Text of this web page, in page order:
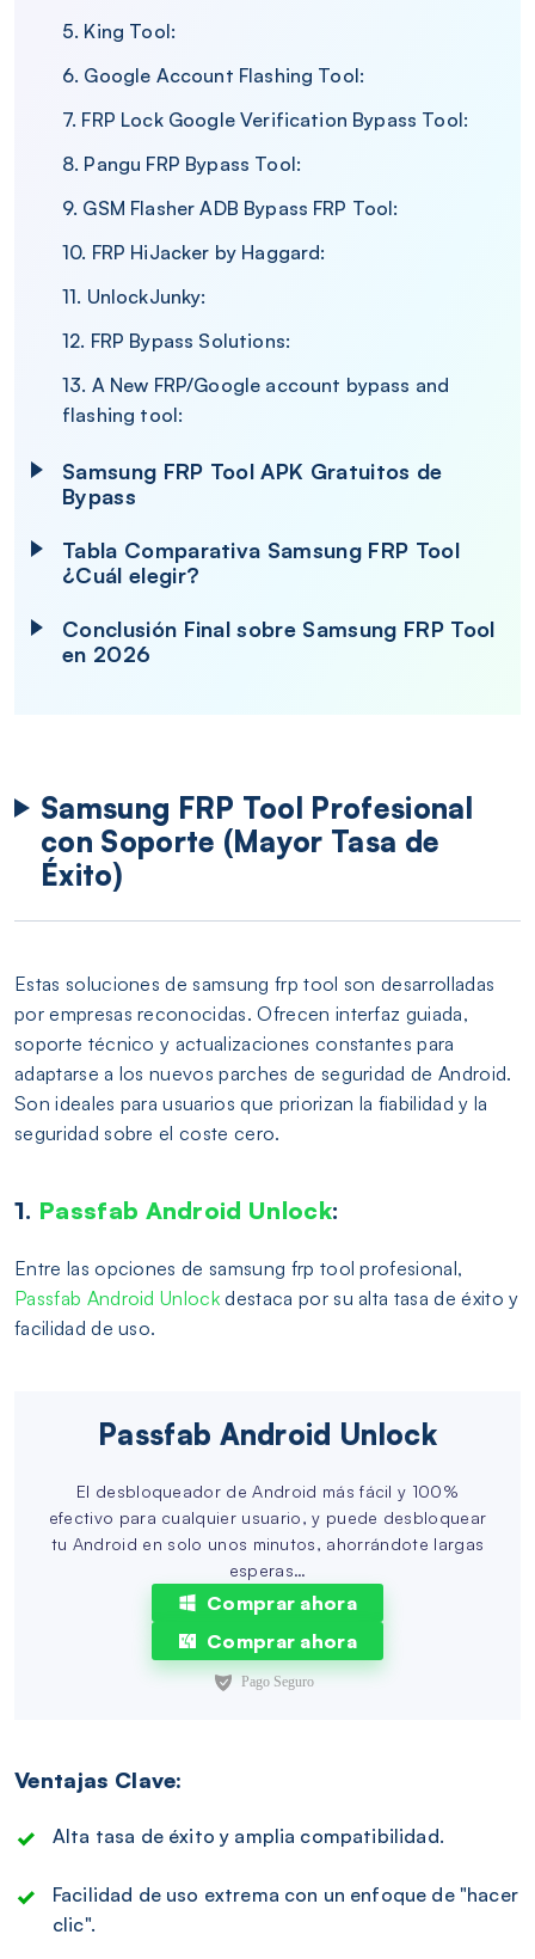
5. King Tool:
6. Google Account Flashing Tool:
7. FRP Lock Google Verification Bypass Tool:
8. Pangu FRP Bypass Tool:
9. GSM Flasher ADB Bypass FRP Tool:
10. FRP HiJacker by Haggard:
11. UnlockJunky:
12. FRP Bypass Solutions:
13. A New FRP/Google account bypass and
flashing tool:
Samsung FRP Tool APK Gratuitos de
Bypass
Tabla Comparativa Samsung FRP Tool
¿Cuál elegir?
Conclusión Final sobre Samsung FRP Tool
en 2026
Samsung FRP Tool Profesional
con Soporte (Mayor Tasa de
Éxito)
Estas soluciones de samsung frp tool son desarrolladas
por empresas reconocidas. Ofrecen interfaz guiada,
soporte técnico y actualizaciones constantes para
adaptarse a los nuevos parches de seguridad de Android.
Son ideales para usuarios que priorizan la fiabilidad y la
seguridad sobre el coste cero.
1. Passfab Android Unlock:
Entre las opciones de samsung frp tool profesional,
Passfab Android Unlock destaca por su alta tasa de éxito y
facilidad de uso.
Passfab Android Unlock
El desbloqueador de Android más fácil y 100%
efectivo para cualquier usuario, y puede desbloquear
tu Android en solo unos minutos, ahorrándote largas
esperas…
Comprar ahora
Comprar ahora
Ventajas Clave:
Alta tasa de éxito y amplia compatibilidad.
Facilidad de uso extrema con un enfoque de "hacer
clic".